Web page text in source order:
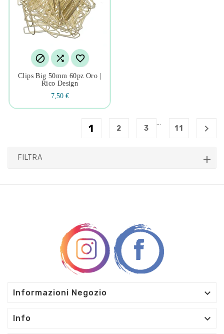
  
Clips Big 50mm 60pz Oro |
Rico Design
7,50 €
1 2 3
…
11 
FILTRA
Informazioni Negozio 
Info 